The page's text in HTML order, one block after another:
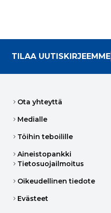
TILAA UUTISKIRJEEMME
Ota yhteyttä
Medialle
Töihin teboilille
Aineistopankki
Tietosuojailmoitus
Oikeudellinen tiedote
Evästeet